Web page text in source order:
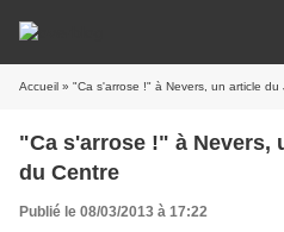
Accueil » "Ca s'arrose !" à Nevers, un article du
"Ca s'arrose !" à Nevers,
du Centre
Publié le 08/03/2013 à 17:22